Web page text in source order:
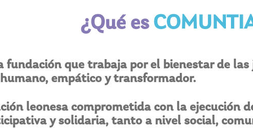
¿Qué es
fundación que trabaja por el bienestar de
empático y transformador.
leonesa comprometida con la ejecución
y solidaria, tanto a nivel social,